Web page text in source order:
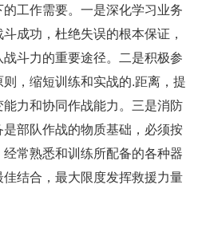
工作需要。一是深化学习业务
成功，杜绝失误的根本保证，
斗力的重要途径。二是积极参
，缩短训练和实战的.距离，提
力和协同作战能力。三是消防
部队作战的物质基础，必须按
常熟悉和训练所配备的各种器
结合，最大限度发挥救援力量